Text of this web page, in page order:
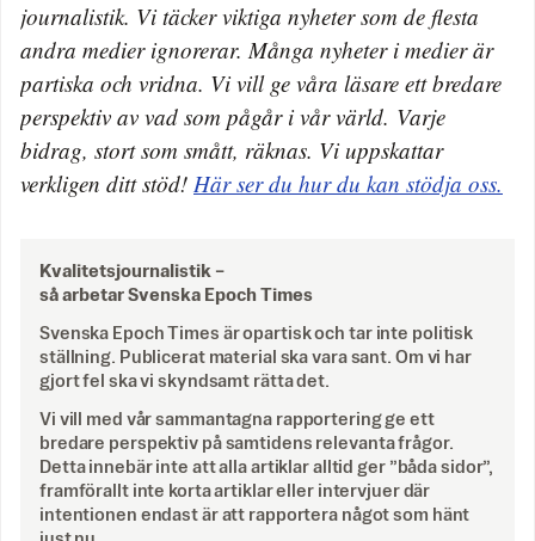
journalistik. Vi täcker viktiga nyheter som de flesta
andra medier ignorerar. Många nyheter i medier är
partiska och vridna. Vi vill ge våra läsare ett bredare
perspektiv av vad som pågår i vår värld. Varje
bidrag, stort som smått, räknas. Vi uppskattar
verkligen ditt stöd! Här ser du hur du kan stödja oss.
Kvalitetsjournalistik –
så arbetar Svenska Epoch Times
Svenska Epoch Times är opartisk och tar inte politisk
ställning. Publicerat material ska vara sant. Om vi har
gjort fel ska vi skyndsamt rätta det.
Vi vill med vår sammantagna rapportering ge ett
bredare perspektiv på samtidens relevanta frågor.
Detta innebär inte att alla artiklar alltid ger ”båda sidor”,
framförallt inte korta artiklar eller intervjuer där
intentionen endast är att rapportera något som hänt